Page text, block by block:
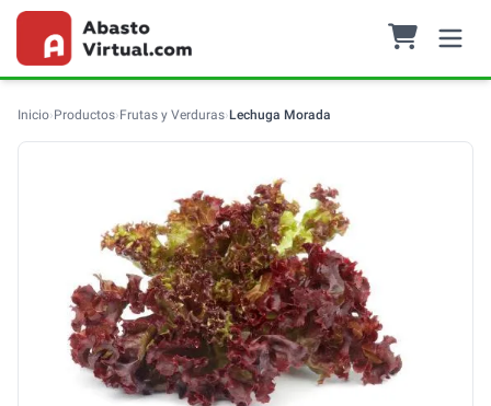
Inicio›Productos›Frutas y Verduras›Lechuga Morada